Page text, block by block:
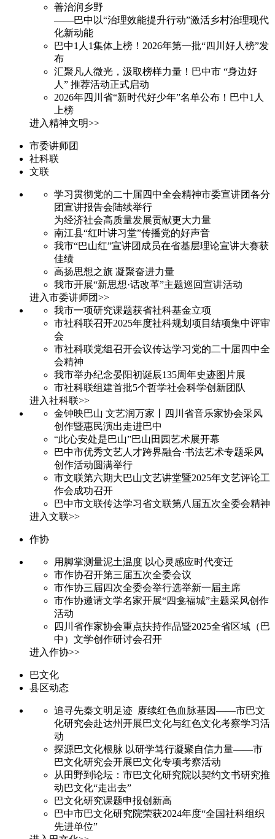
善治润乡野
——巴中以“治理效能提升行动”激活乡村治理现代
化新动能
巴中1人1集体上榜！2026年第一批“四川好人榜”发
布
汇聚凡人微光，汲取榜样力量！巴中市 “身边好
人” 推荐活动正式启动
2026年四川省“新时代好少年”名单公布！巴中1人
上榜
进入精神文明>>
市委讲师团
社科联
文联
学习贯彻党的二十届四中全会精神市委宣讲团各分
团宣讲报告会陆续举行
为经济社会高质量发展贡献更大力量
南江县“红叶讲习堂”传播党的好声音
我市“巴山红”宣讲团成员在省基层理论宣讲大赛获
佳绩
高扬思想之旗 凝聚奋进力量
我市开展“新思想·话改革”主题巡回宣讲活动
进入市委讲师团>>
我市一项研究课题获省社科基金立项
市社科联召开2025年度社科规划项目结项集中评审
会
市社科联党组召开会议传达学习党的二十届四中全
会精神
我市举办纪念晏阳初诞辰135周年史迹图片展
市社科联组建首批5个哲学社会科学创新团队
进入社科联>>
金钟映巴山 文艺润万家丨四川省音乐家协会采风
创作暨惠民演出走进巴中
“此心安处是巴山”巴山田园艺术展开幕
巴中市优秀文艺人才跨界融合·书法艺术专题采风
创作活动圆满举行
市文联第六期大巴山文艺讲堂暨2025年文艺评论工
作会成功召开
巴中市文联传达学习省文联第八届五次全委会精神
进入文联>>
作协
用脚掌测量泥土温度 以心灵感应时代变迁
市作协召开第三届五次全委会议
市作协三届四次全委会举行选举新一届主席
市作协邀请文学名家开展“四龛福城”主题采风创作
活动
四川省作家协会重点扶持作品暨2025全省区域（巴
中）文学创作研讨会召开
进入作协>>
巴文化
县区动态
追寻先秦文明足迹 赓续红色血脉基因——市巴文
化研究会赴达州开展巴文化与红色文化考察学习活
动
探源巴文化根脉 以研学笃行凝聚自信力量——市
巴文化研究会开展巴文化专项考察活动
从田野到论坛：市巴文化研究院以契约文书研究推
动巴文化“走出去”
巴文化研究课题申报创新高
巴中市巴文化研究院荣获2024年度“全国社科组织
先进单位”